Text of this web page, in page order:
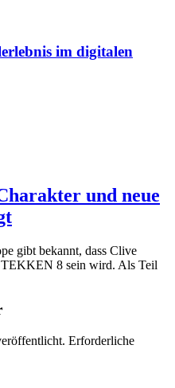
im digitalen
und neue
gibt bekannt, dass Clive
TEKKEN 8 sein wird. Als Teil
Erforderliche